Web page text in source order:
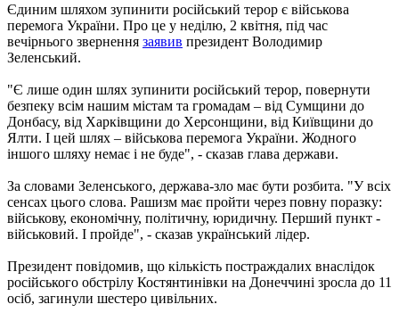
Єдиним шляхом зупинити російський терор є військова
перемога України. Про це у неділю, 2 квітня, під час
вечірнього звернення заявив президент Володимир
Зеленський.
"Є лише один шлях зупинити російський терор, повернути
безпеку всім нашим містам та громадам – від Сумщини до
Донбасу, від Харківщини до Херсонщини, від Київщини до
Ялти. І цей шлях – військова перемога України. Жодного
іншого шляху немає і не буде", - сказав глава держави.
За словами Зеленського, держава-зло має бути розбита. "У всіх
сенсах цього слова. Рашизм має пройти через повну поразку:
військову, економічну, політичну, юридичну. Перший пункт -
військовий. І пройде", - сказав український лідер.
Президент повідомив, що кількість постраждалих внаслідок
російського обстрілу Костянтинівки на Донеччині зросла до 11
осіб, загинули шестеро цивільних.